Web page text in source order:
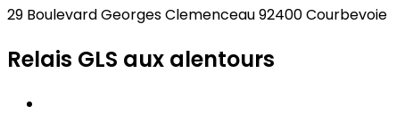
29 Boulevard Georges Clemenceau 92400 Courbevoie
Relais GLS aux alentours